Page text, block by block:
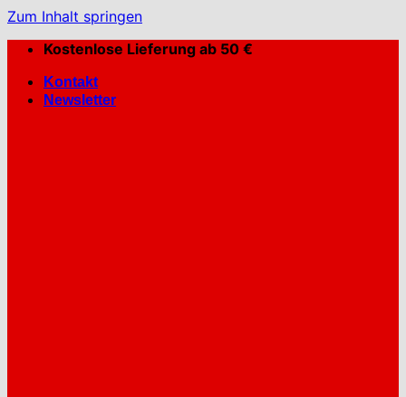
Zum Inhalt springen
Kostenlose Lieferung ab 50 €
Kontakt
Newsletter